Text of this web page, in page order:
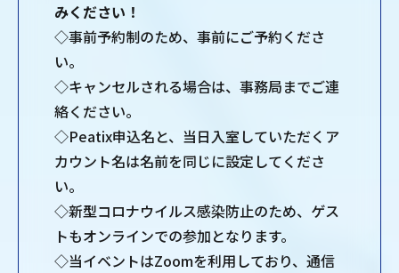
みください！
◇事前予約制のため、事前にご予約くださ
い。
◇キャンセルされる場合は、事務局までご連
絡ください。
◇Peatix申込名と、当日入室していただくア
カウント名は名前を同じに設定してくださ
い。
◇新型コロナウイルス感染防止のため、ゲス
トもオンラインでの参加となります。
◇当イベントはZoomを利用しており、通信